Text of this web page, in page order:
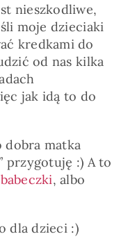
nieszkodliwe,
moje dzieciaki
kredkami do
od nas kilka
jak idą to do
dobra matka
przygotuję :) A to
, albo
dla dzieci :)